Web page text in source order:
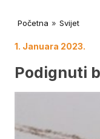
Početna » Svijet
1. Januara 2023.
Podignuti